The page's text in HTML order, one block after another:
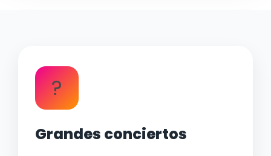
?
Grandes conciertos